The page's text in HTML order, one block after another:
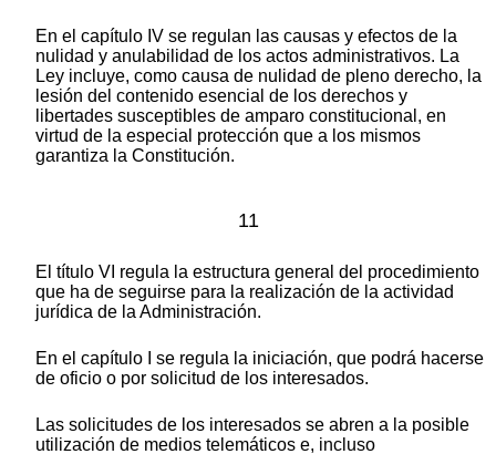
En el capítulo IV se regulan las causas y efectos de la
nulidad y anulabilidad de los actos administrativos. La
Ley incluye, como causa de nulidad de pleno derecho, la
lesión del contenido esencial de los derechos y
libertades susceptibles de amparo constitucional, en
virtud de la especial protección que a los mismos
garantiza la Constitución.
11
El título VI regula la estructura general del procedimiento
que ha de seguirse para la realización de la actividad
jurídica de la Administración.
En el capítulo I se regula la iniciación, que podrá hacerse
de oficio o por solicitud de los interesados.
Las solicitudes de los interesados se abren a la posible
utilización de medios telemáticos e, incluso